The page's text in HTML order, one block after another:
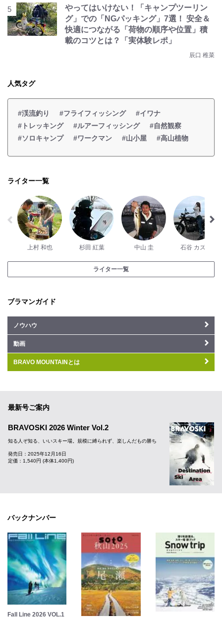
やってはいけない！「キャンプツーリン
グ」での「NGパッキング」7選！ 安全＆
快適につながる「荷物の順序や位置」積
載のコツとは？「実体験レポ」
辰口 稚菜
人気タグ
#渓流釣り #フライフィッシング
#イワナ
#トレッキング
#ルアーフィッシング
#自然観察
#ソロキャンプ
#ワークマン #山小屋 #高山植物
ライター一覧
上村 和也 杉田 紅葉 中山 圭 石谷 カズハ
ライター一覧
ブラマンガイド
ノウハウ
動画
BRAVO MOUNTAINとは
最新号ご案内
BRAVOSKI 2026 Winter Vol.2
知る人ぞ知る、いいスキー場。規模に縛られず、楽しんだもの勝ち
発売日：2025年12月16日
定価：1,540円 (本体1,400円)
バックナンバー
Fall Line 2026 VOL.1